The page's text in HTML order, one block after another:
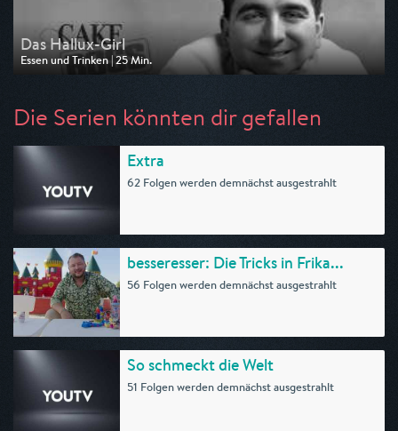
Das Hallux-Girl
Essen und Trinken | 25 Min.
Ausgestrahlt von TLC
Die Serien könnten dir gefallen
Extra
62 Folgen werden demnächst ausgestrahlt
besseresser: Die Tricks in Frika...
56 Folgen werden demnächst ausgestrahlt
So schmeckt die Welt
51 Folgen werden demnächst ausgestrahlt